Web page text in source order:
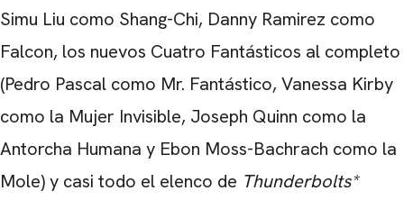
Simu Liu como Shang-Chi, Danny Ramirez como
Falcon, los nuevos Cuatro Fantásticos al completo
(Pedro Pascal como Mr. Fantástico, Vanessa Kirby
como la Mujer Invisible, Joseph Quinn como la
Antorcha Humana y Ebon Moss-Bachrach como la
Mole) y casi todo el elenco de Thunderbolts*